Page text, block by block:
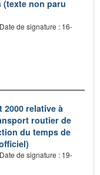
non paru
Date de signature : 16-
relative à
routier de
du temps de
Date de signature : 19-